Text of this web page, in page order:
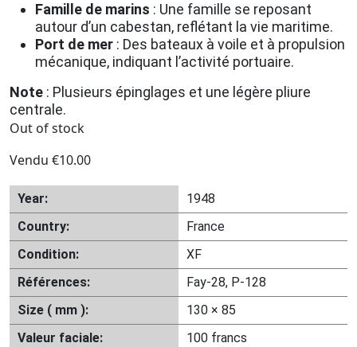
Famille de marins : Une famille se reposant
autour d’un cabestan, reflétant la vie maritime.
Port de mer : Des bateaux à voile et à propulsion
mécanique, indiquant l’activité portuaire.
Note : Plusieurs épinglages et une légère pliure
centrale.
Out of stock
Vendu €10.00
Year:
1948
Country:
France
Condition:
XF
Références:
Fay-28, P-128
Size ( mm ):
130 × 85
Valeur faciale:
100 francs